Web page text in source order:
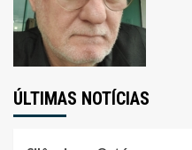
ÚLTIMAS NOTÍCIAS